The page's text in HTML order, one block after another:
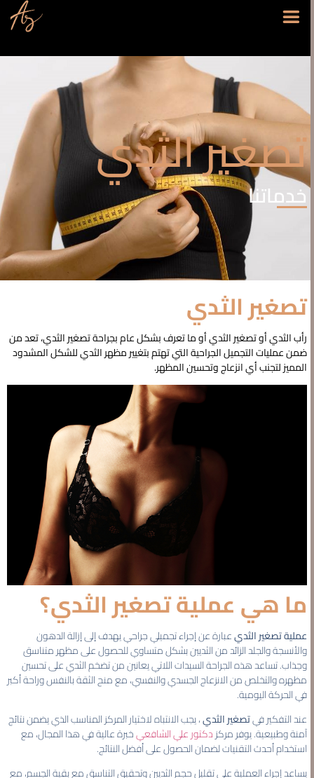
تصغير الثدي
خدماتنا
تصغير الثدي
رأب الثدي أو تصغير الثدي أو ما تعرف بشكل عام بجراحة تصغير الثدي، تعد من
ضمن عمليات التجميل الجراحية التي تهتم بتغيير مظهر الثدي للشكل المشدود
المميز لتجنب أي انزعاج وتحسين المظهر.
ما هي عملية تصغير الثدي؟
عملية تصغير الثديعبارة عن إجراء تجميلي جراحي يهدف إلى إزالة الدهون
والأنسجة والجلد الزائد من الثديين بشكل متساوي للحصول على مظهر متناسق
وجذاب. تساعد هذه الجراحة السيدات اللاتي يعانين من تضخم الثدي على تحسين
مظهره والتخلص من الانزعاج الجسدي والنفسي، مع منح الثقة بالنفس وراحة أكبر
في الحركة اليومية.
عند التفكير في تصغير الثدي، يجب الانتباه لاختيار المركز المناسب الذي يضمن نتائج
آمنة وطبيعية. يوفر مركزدكتور علي الشافعي خبرة عالية في هذا المجال، مع
استخدام أحدث التقنيات لضمان الحصول على أفضل النتائج.
يساعد إجراء العملية على تقليل حجم الثديين وتحقيق التناسق مع بقية الجسم، مع